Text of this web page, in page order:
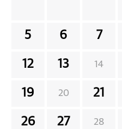
5 6 7
12 13 14
19 20 21
26 27 28